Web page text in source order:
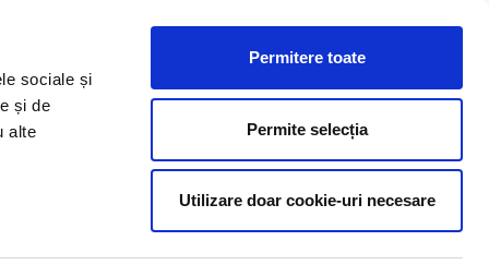
sociale și
și de
alte
Permitere toate
Permite selecția
Utilizare doar cookie-uri necesare
BLOG CONTACT US